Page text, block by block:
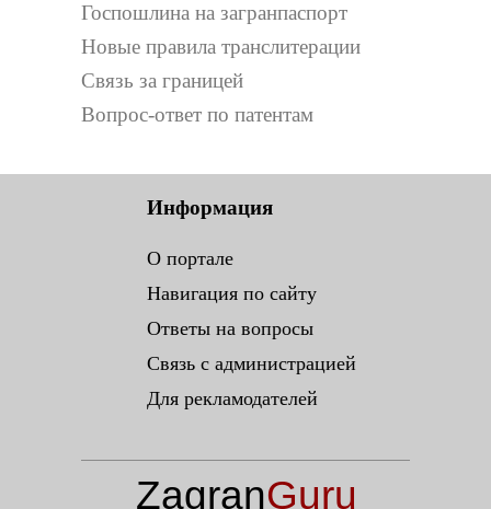
Госпошлина на загранпаспорт
Новые правила транслитерации
Связь за границей
Вопрос-ответ по патентам
Информация
О портале
Навигация по сайту
Ответы на вопросы
Связь с администрацией
Для рекламодателей
ZagranGuru